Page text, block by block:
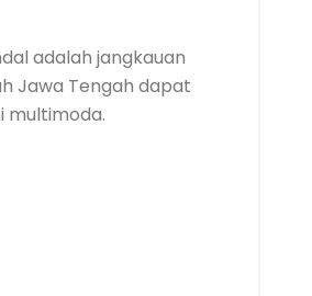
adalah jangkauan
Jawa Tengah dapat
multimoda.